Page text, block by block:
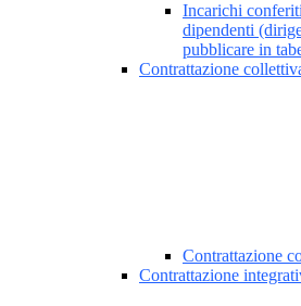
Incarichi
dipendenti
pubblicare in
Contrattazione
Contrattazione
Contrattazione